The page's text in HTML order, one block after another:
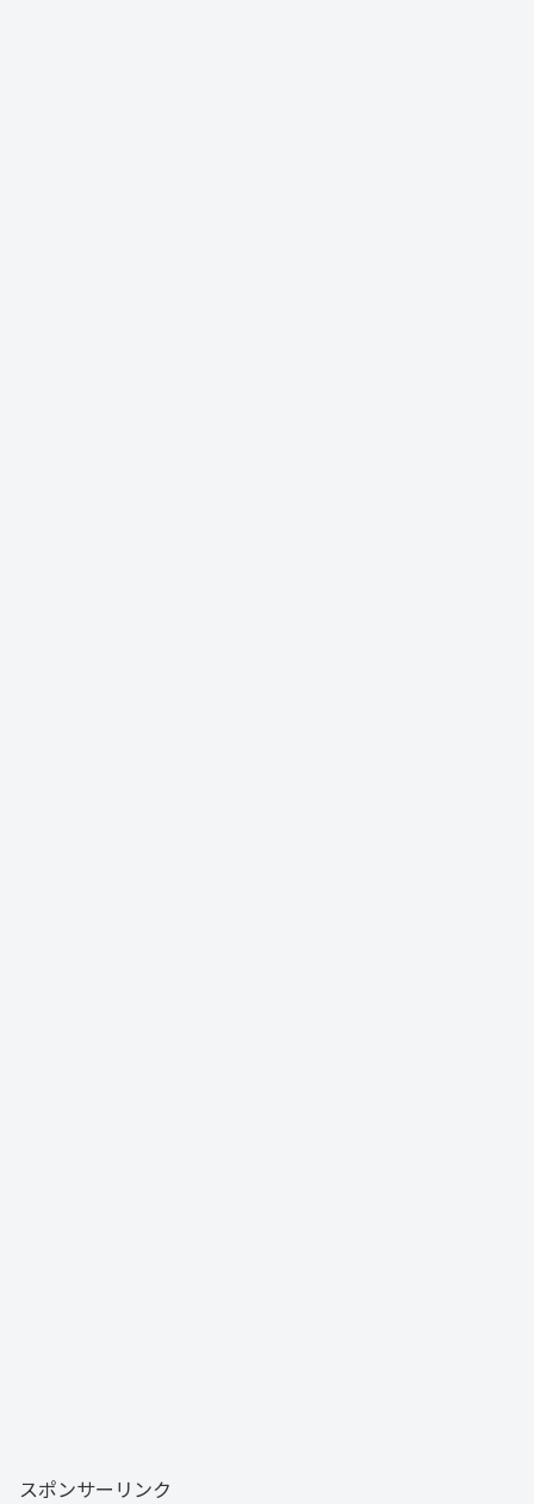
スポンサーリンク